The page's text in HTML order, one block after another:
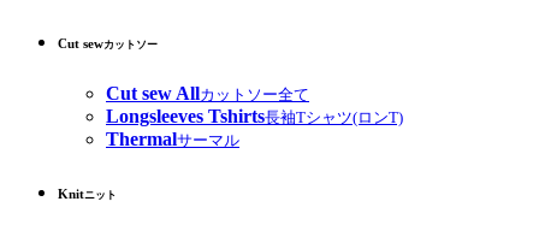
Cut sewカットソー
Cut sew Allカットソー全て
Longsleeves Tshirts長袖Tシャツ(ロンT)
Thermalサーマル
Knitニット